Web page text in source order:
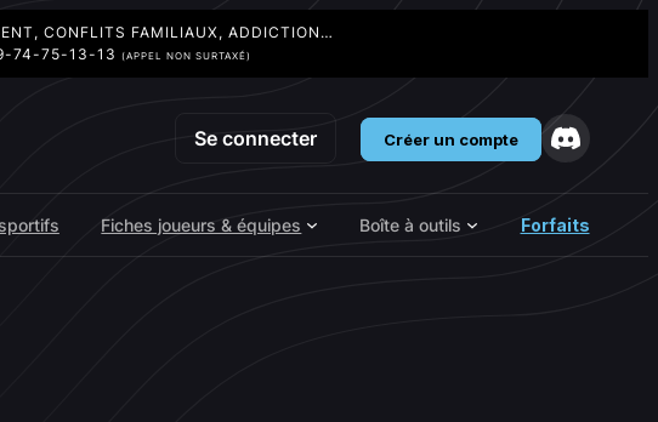
CONFLITS FAMILIAUX, ADDICTION…
74-75-13-13 (APPEL NON SURTAXÉ)
Se connecter Créer un compte
Fiches joueurs & équipes Boîte à outils Forfaits